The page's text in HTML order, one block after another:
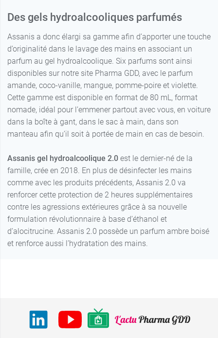
Des gels hydroalcooliques parfumés
Assanis a donc élargi sa gamme afin d’apporter une touche
d’originalité dans le lavage des mains en associant un
parfum au gel hydroalcoolique. Six parfums sont ainsi
disponibles sur notre site Pharma GDD, avec le parfum
amande, coco-vanille, mangue, pomme-poire et violette.
Cette gamme est disponible en format de 80 mL, format
nomade, idéal pour l’emmener partout avec vous, en voiture
dans la boîte à gant, dans le sac à main, dans son
manteau afin qu’il soit à portée de main en cas de besoin.
Assanis gel hydroalcoolique 2.0 est le dernier-né de la
famille, crée en 2018. En plus de désinfecter les mains
comme avec les produits précédents, Assanis 2.0 va
renforcer cette protection de 2 heures supplémentaires
contre les agressions extérieures grâce à sa nouvelle
formulation révolutionnaire à base d’éthanol et
d’alocitrucine. Assanis 2.0 possède un parfum ambre boisé
et renforce aussi l’hydratation des mains.